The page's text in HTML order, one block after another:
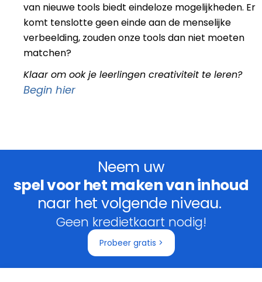
van nieuwe tools biedt eindeloze mogelijkheden. Er
komt tenslotte geen einde aan de menselijke
verbeelding, zouden onze tools dan niet moeten
matchen?
Klaar om ook je leerlingen creativiteit te leren?
Begin hier
Neem uw
spel voor het maken van inhoud
naar het volgende niveau.
Geen kredietkaart nodig!
Probeer gratis >